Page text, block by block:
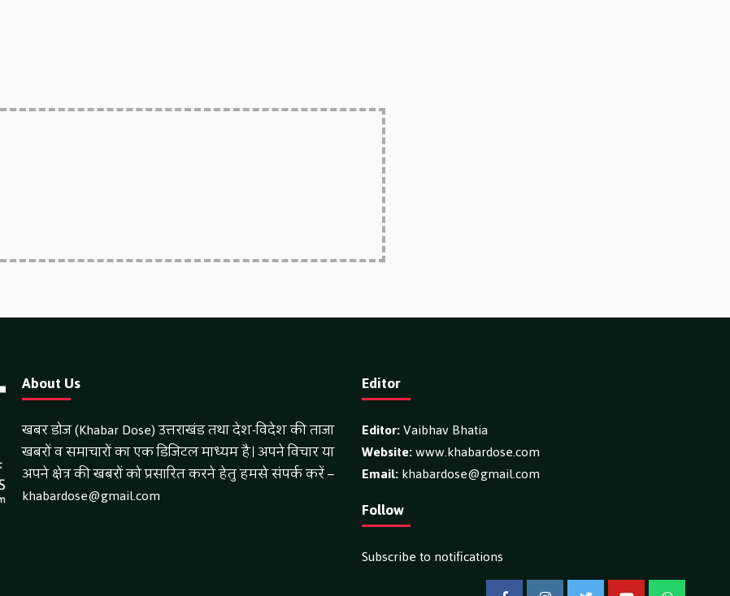
About Us
खबर डोज (Khabar Dose) उत्तराखंड तथा देश-विदेश की ताजा
खबरों व समाचारों का एक डिजिटल माध्यम है। अपने विचार या
अपने क्षेत्र की खबरों को प्रसारित करने हेतु हमसे संपर्क करें –
khabardose@gmail.com
Editor
Editor:Vaibhav Bhatia
Website:www.khabardose.com
Email:khabardose@gmail.com
Follow
Subscribe to notifications